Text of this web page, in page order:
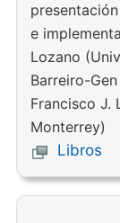
e
Lozano
Barreiro-
Francisco J.
Monterrey)
Libros